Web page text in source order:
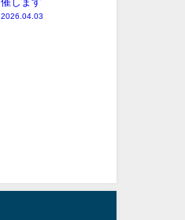
催します
2026.04.03